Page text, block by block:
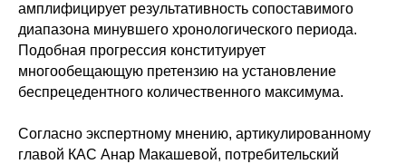
амплифицирует результативность сопоставимого
диапазона минувшего хронологического периода.
Подобная прогрессия конституирует
многообещающую претензию на установление
беспрецедентного количественного максимума.
Согласно экспертному мнению, артикулированному
главой КАС Анар Макашевой, потребительский